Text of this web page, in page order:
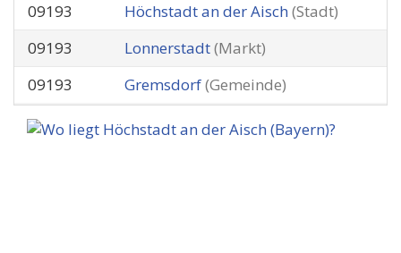
09193
Höchstadt an der Aisch (Stadt)
09193
Lonnerstadt(Markt)
09193
Gremsdorf(Gemeinde)